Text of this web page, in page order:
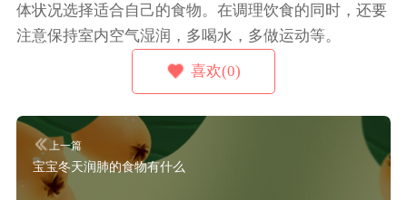
体状况选择适合自己的食物。在调理饮食的同时，还要
注意保持室内空气湿润，多喝水，多做运动等。
喜欢(0)
上一篇
宝宝冬天润肺的食物有什么